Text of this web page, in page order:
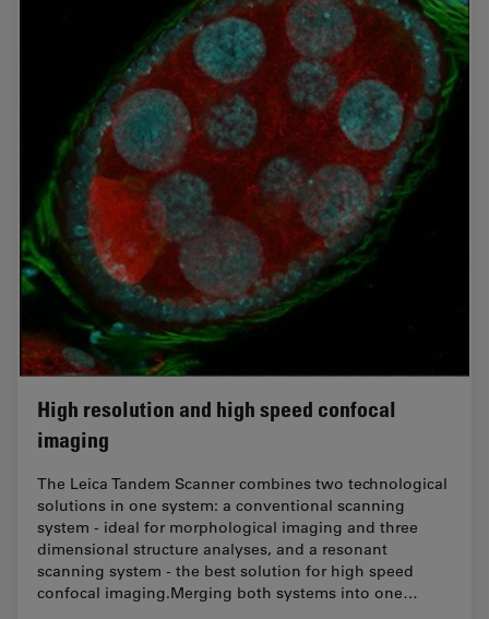
High resolution and high speed confocal
imaging
The Leica Tandem Scanner combines two technological
solutions in one system: a conventional scanning
system - ideal for morphological imaging and three
dimensional structure analyses, and a resonant
scanning system - the best solution for high speed
confocal imaging.Merging both systems into one…